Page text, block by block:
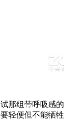
那组带呼吸
轻便但不能牺